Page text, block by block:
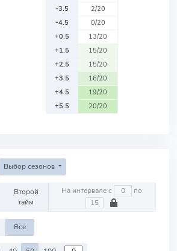
-3.5
2/20
-4.5
0/20
+0.5
13/20
+1.5
15/20
+2.5
15/20
+3.5
16/20
+4.5
19/20
+5.5
20/20
Выбор сезонов
Второй
тайм
На интервале с по
Все